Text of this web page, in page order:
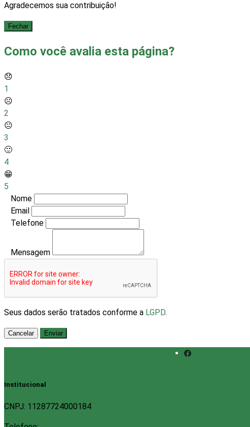
Agradecemos sua contribuição!
Fechar
Como você avalia esta página?
😞
1
☹️
2
😐
3
🙂
4
😁
5
Nome
Email
Telefone
Mensagem
Seus dados serão tratados conforme a LGPD.
Cancelar Enviar
Institucional
CNPJ: 11287724000184